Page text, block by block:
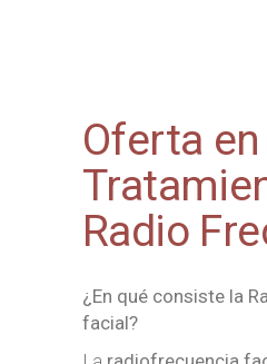
Oferta en
Radio
¿En qué consiste la
facial?